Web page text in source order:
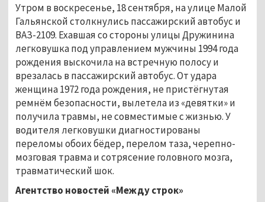
Утром в воскресенье, 18 сентября, на улице Малой
Гальянской столкнулись пассажирский автобус и
ВАЗ-2109. Ехавшая со стороны улицы Дружинина
легковушка под управлением мужчины 1994 года
рождения выскочила на встречную полосу и
врезалась в пассажирский автобус. От удара
женщина 1972 года рождения, не пристёгнутая
ремнём безопасности, вылетела из «девятки» и
получила травмы, не совместимые с жизнью. У
водителя легковушки диагностированы
переломы обоих бёдер, перелом таза, черепно-
мозговая травма и сотрясение головного мозга,
травматический шок.
Агентство новостей «Между строк»